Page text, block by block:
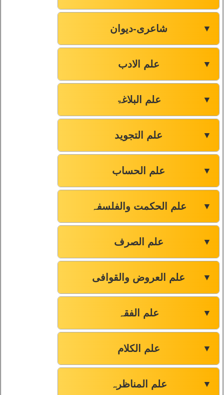
شاعری-دیوان ▼
علم الادب ▼
علم البلاغۃ ▼
علم التجوید ▼
علم الحساب ▼
علم الحکمت والفلسفہ ▼
علم الصرف ▼
علم العروض والقوافی ▼
علم الفقہ ▼
علم الکلام ▼
علم المناظرہ ▼